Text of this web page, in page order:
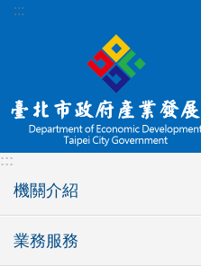
跳到主要內容區塊
:::
:::
機關介紹
業務服務